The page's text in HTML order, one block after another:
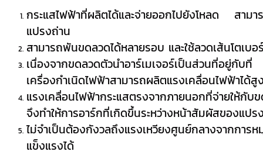
กระแสไฟฟ้าที่ผลิตได้และจ่ายออกไปยังโหลด สามา
แปรงถ่าน
สามารถพันขดลวดได้หลายรอบ และใช้ลวดเส้นโตเบอ
เนื่องจากขดลวดตัวนำอาร์เมเจอร์เป็นส่วนที่อยู่กั
เครื่องกำเนิดไฟฟ้าสามารถผลิตแรงเคลื่อนไฟฟ้าได้สู
แรงเคลื่อนไฟฟ้ากระแสตรงจากภายนอกที่จ่ายให้
จึงทำให้การอาร์กที่เกิดขึ้นระหว่างหน้าสัมผัสของแป
ไม่จำเป็นต้องกังวลถึงแรงเหวียงศูนย์กลางจากการ
แข็งแรงได้